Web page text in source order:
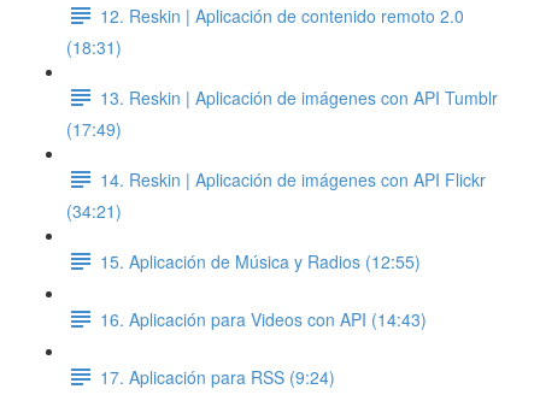
12. Reskin | Aplicación de contenido remoto 2.0
(18:31)
13. Reskin | Aplicación de imágenes con API Tumblr
(17:49)
14. Reskin | Aplicación de imágenes con API Flickr
(34:21)
15. Aplicación de Música y Radios (12:55)
16. Aplicación para Videos con API (14:43)
17. Aplicación para RSS (9:24)